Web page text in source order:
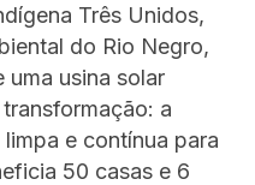
Três Unidos,
do Rio Negro,
uma usina solar
a
e contínua para
50 casas e 6